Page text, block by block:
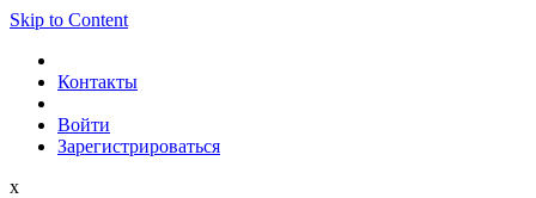
Skip to Content
Контакты
Войти
Зарегистрироваться
x